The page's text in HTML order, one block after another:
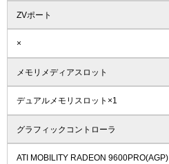
ZVポート
×
メモリメディアスロット
デュアルメモリスロット×1
グラフィックコントローラ
ATI MOBILITY RADEON 9600PRO(AGP)